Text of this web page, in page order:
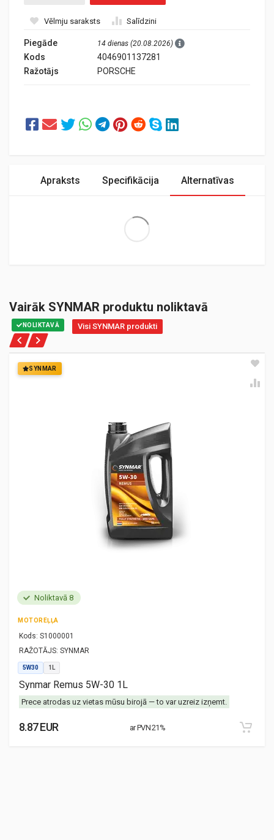
Vēlmju saraksts Salīdzini
Piegāde 14 dienas (20.08.2026)
Kods
4046901137281
Ražotājs
PORSCHE
Apraksts Specifikācija Alternatīvas
Extra Large
Vairāk SYNMAR produktu noliktavā
NOLIKTAVĀ Visi SYNMAR produkti
SYNMAR
Noliktavā 8
MOTOREĻĻA
Kods: S1000001
RAŽOTĀJS: SYNMAR
5W30 1L
Synmar Remus 5W-30 1L
Prece atrodas uz vietas mūsu birojā — to var uzreiz izņemt.
8.87 EUR ar PVN 21%